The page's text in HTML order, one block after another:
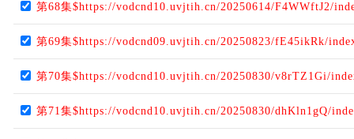
第68集$https://vodcnd10.uvjtih.cn/20250614/F4WWftJ2/
第69集$https://vodcnd09.uvjtih.cn/20250823/fE45ikRk/
第70集$https://vodcnd10.uvjtih.cn/20250830/v8rTZ1Gi/
第71集$https://vodcnd10.uvjtih.cn/20250830/dhKln1gQ/